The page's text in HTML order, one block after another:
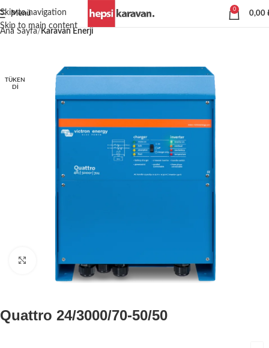
Skip to navigation
Skip to main content
Menü
0
0,00
Ana Sayfa Karavan Enerji
TÜKEN
DI
Büyütmek için tıklayın
Quattro 24/3000/70-50/50